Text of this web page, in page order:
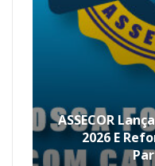
ASSECOR
2026 E